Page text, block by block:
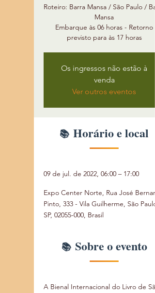
Roteiro: Barra Mansa / São Paulo /
Mansa
Embarque às 06 horas - Retorno
previsto para às 17 horas
Os ingressos não estão à
venda
Ver outros eventos
Horário e local
09 de jul. de 2022, 06:00 – 17:00
Expo Center Norte, Rua José
Pinto, 333 - Vila Guilherme, São Paulo
SP, 02055-000, Brasil
Sobre o evento
A Bienal Internacional do Livro de